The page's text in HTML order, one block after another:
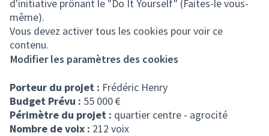
d'initiative prônant le "Do It Yourself" (Faites-le vous-
même).
Vous devez activer tous les cookies pour voir ce
contenu.
Modifier les paramètres des cookies
Porteur du projet : Frédéric Henry
Budget Prévu : 55 000 €
Périmètre du projet : quartier centre - agrocité
Nombre de voix : 212 voix